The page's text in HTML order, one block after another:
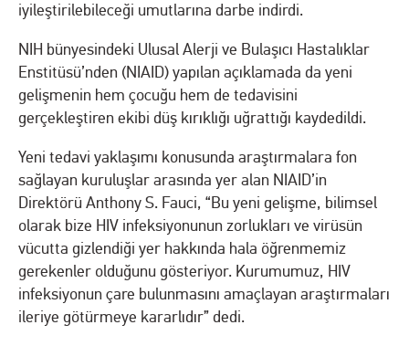
iyileştirilebileceği umutlarına darbe indirdi.
NIH bünyesindeki Ulusal Alerji ve Bulaşıcı Hastalıklar
Enstitüsü’nden (NIAID) yapılan açıklamada da yeni
gelişmenin hem çocuğu hem de tedavisini
gerçekleştiren ekibi düş kırıklığı uğrattığı kaydedildi.
Yeni tedavi yaklaşımı konusunda araştırmalara fon
sağlayan kuruluşlar arasında yer alan NIAID’in
Direktörü Anthony S. Fauci, “Bu yeni gelişme, bilimsel
olarak bize HIV infeksiyonunun zorlukları ve virüsün
vücutta gizlendiği yer hakkında hala öğrenmemiz
gerekenler olduğunu gösteriyor. Kurumumuz, HIV
infeksiyonun çare bulunmasını amaçlayan araştırmaları
ileriye götürmeye kararlıdır” dedi.